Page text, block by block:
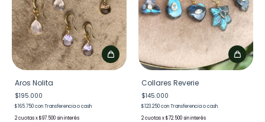
Aros Nolita
$195.000
$165.750conTransferencia o cash
2
x$97.500sin interés
Collares Reverie
$145.000
$123.250conTransferencia o cash
2
x$72.500sin interés